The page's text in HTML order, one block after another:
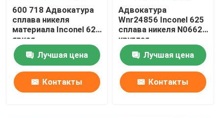
600 718 Адвокатура
сплава никеля
материала Inconel 625
яркая
Лучшая цена
Контакты
Адвокатура
Wnr24856 Inconel 625
сплава никеля N06625
круглая
Лучшая цена
Контакты